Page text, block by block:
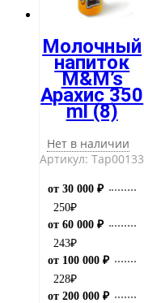
Молочный
напиток
M&M’s
Арахис 350
ml (8)
Нет в наличии
Артикул: Тар00133
от 30 000 ₽
250₽
от 60 000 ₽
243₽
от 100 000 ₽
228₽
от 200 000 ₽